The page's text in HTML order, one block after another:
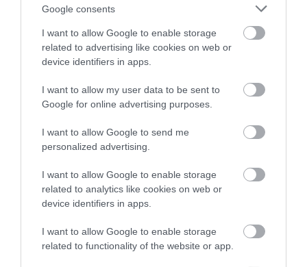
Google consents
I want to allow Google to enable storage
related to advertising like cookies on web or
device identifiers in apps.
I want to allow my user data to be sent to
Google for online advertising purposes.
I want to allow Google to send me
personalized advertising.
I want to allow Google to enable storage
related to analytics like cookies on web or
device identifiers in apps.
I want to allow Google to enable storage
related to functionality of the website or app.
KIRÁNDULÁS PANNONHALMA
KÖRNYÉKÉN: TERMÉSZET,
SZŐLŐ ÉS KOMLÓ
2026-08-04
HŐKUPOLA MAGYARORSZÁG
FELETT: MI EZ A LÁTHATATLAN
ALATTA A TERMÉSZETTEL?
2026-08-03